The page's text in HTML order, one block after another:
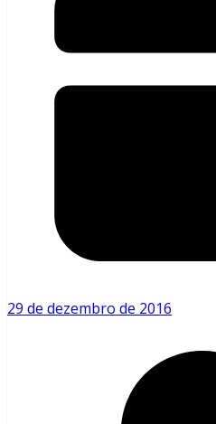
29 de dezembro de 2016